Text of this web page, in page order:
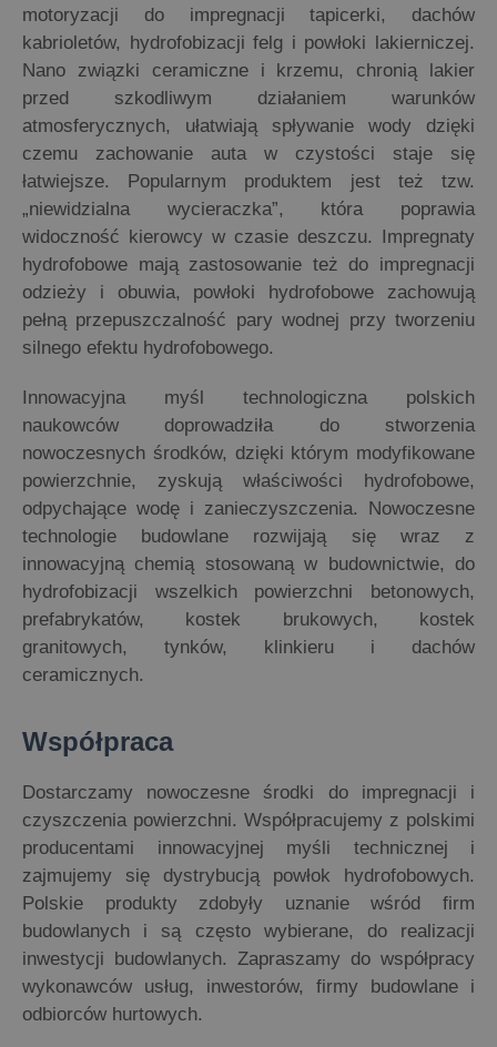
motoryzacji do impregnacji tapicerki, dachów
kabrioletów, hydrofobizacji felg i powłoki lakierniczej.
Nano związki ceramiczne i krzemu, chronią lakier
przed szkodliwym działaniem warunków
atmosferycznych, ułatwiają spływanie wody dzięki
czemu zachowanie auta w czystości staje się
łatwiejsze. Popularnym produktem jest też tzw.
„niewidzialna wycieraczka”, która poprawia
widoczność kierowcy w czasie deszczu. Impregnaty
hydrofobowe mają zastosowanie też do impregnacji
odzieży i obuwia, powłoki hydrofobowe zachowują
pełną przepuszczalność pary wodnej przy tworzeniu
silnego efektu hydrofobowego.
Innowacyjna myśl technologiczna polskich
naukowców doprowadziła do stworzenia
nowoczesnych środków, dzięki którym modyfikowane
powierzchnie, zyskują właściwości hydrofobowe,
odpychające wodę i zanieczyszczenia. Nowoczesne
technologie budowlane rozwijają się wraz z
innowacyjną chemią stosowaną w budownictwie, do
hydrofobizacji wszelkich powierzchni betonowych,
prefabrykatów, kostek brukowych, kostek
granitowych, tynków, klinkieru i dachów
ceramicznych.
Współpraca
Dostarczamy nowoczesne środki do impregnacji i
czyszczenia powierzchni. Współpracujemy z polskimi
producentami innowacyjnej myśli technicznej i
zajmujemy się dystrybucją powłok hydrofobowych.
Polskie produkty zdobyły uznanie wśród firm
budowlanych i są często wybierane, do realizacji
inwestycji budowlanych. Zapraszamy do współpracy
wykonawców usług, inwestorów, firmy budowlane i
odbiorców hurtowych.